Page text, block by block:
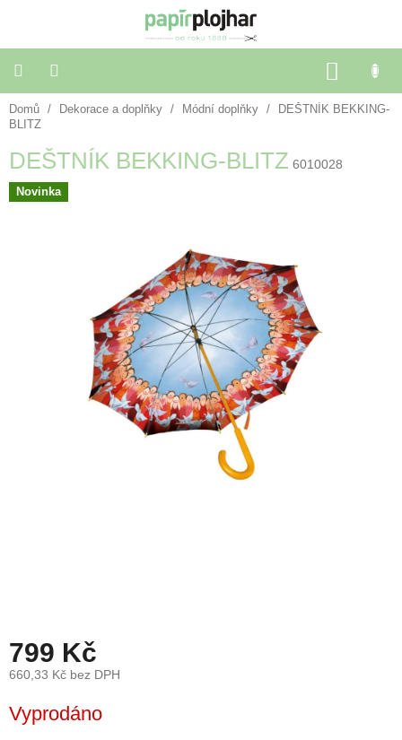
KOŠÍK
Balení
dárků
Dekorace
a
doplňky
Přihlášení
Domů / Dekorace a doplňky / Módní doplňky /
DEŠTNÍK BEKKING-
BLITZ
DEŠTNÍK BEKKING-BLITZ 6010028
Novinka
799 Kč
660,33 Kč bez DPH
cena:
Vyprodáno